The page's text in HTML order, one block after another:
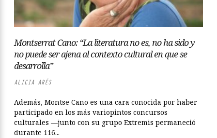
Montserrat Cano: “La literatura no es, no ha sido y
no puede ser ajena al contexto cultural en que se
desarrolla”
ALICIA ARÉS
Además, Montse Cano es una cara conocida por haber
participado en los más variopintos concursos
culturales —junto con su grupo Extremis permaneció
durante 116...